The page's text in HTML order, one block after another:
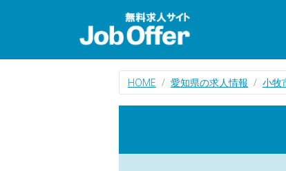
HOME 愛知県の求人情報 小牧